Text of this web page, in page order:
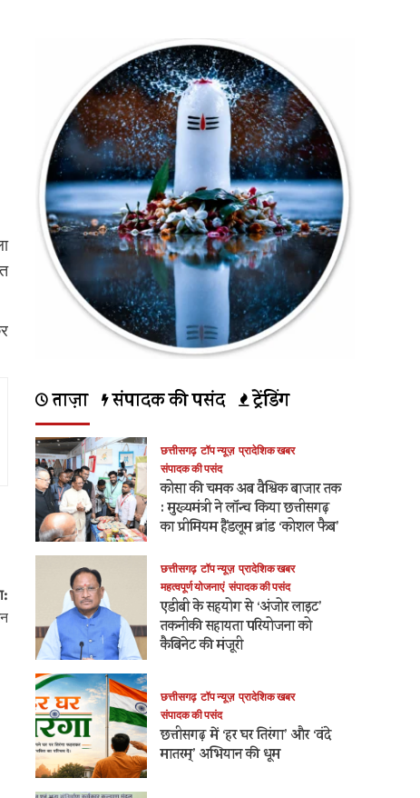
ताज़ा संपादक की पसंद ट्रेंडिंग
छत्तीसगढ़ टॉप न्यूज़ प्रादेशिक खबर
संपादक की पसंद
कोसा की चमक अब वैश्विक बाजार तक
: मुख्यमंत्री ने लॉन्च किया छत्तीसगढ़
का प्रीमियम हैंडलूम ब्रांड ‘कोशल फैब’
छत्तीसगढ़ टॉप न्यूज़ प्रादेशिक खबर
महत्वपूर्ण योजनाएं संपादक की पसंद
एडीबी के सहयोग से ‘अंजोर लाइट’
तकनीकी सहायता परियोजना को
कैबिनेट की मंजूरी
छत्तीसगढ़ टॉप न्यूज़ प्रादेशिक खबर
संपादक की पसंद
छत्तीसगढ़ में ‘हर घर तिरंगा’ और ‘वंदे
मातरम्’ अभियान की धूम